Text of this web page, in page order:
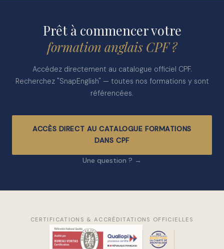
Prêt à commencer votre
formation anglais CPF ?
Accédez directement au catalogue officiel CPF.
Recherchez "SnapEnglish" — toutes nos formations y sont
référencées.
ACCÈS DIRECT AU CATALOGUE FORMATIONS
DANS CPF
Une question ? →
CERTIFICATIONS & ACCRÉDITATIONS OFFICIELLES